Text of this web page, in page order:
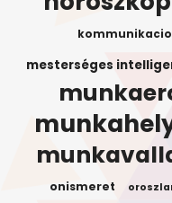
kommunikacio
mesterséges
onismeret